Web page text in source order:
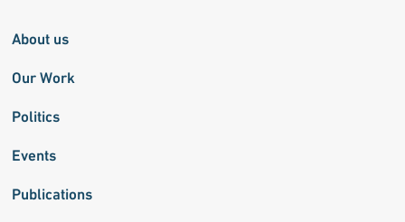
About us
Our Work
Politics
Events
Publications